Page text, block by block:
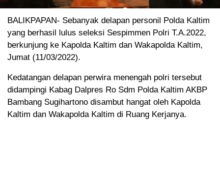
BALIKPAPAN- Sebanyak delapan personil Polda Kaltim
yang berhasil lulus seleksi Sespimmen Polri T.A.2022,
berkunjung ke Kapolda Kaltim dan Wakapolda Kaltim,
Jumat (11/03/2022).
Kedatangan delapan perwira menengah polri tersebut
didampingi Kabag Dalpres Ro Sdm Polda Kaltim AKBP
Bambang Sugihartono disambut hangat oleh Kapolda
Kaltim dan Wakapolda Kaltim di Ruang Kerjanya.